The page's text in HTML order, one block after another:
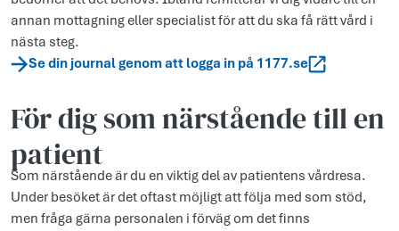
annan mottagning eller specialist för att du ska få rätt vård i
nästa steg.
Se din journal genom att logga in på 1177.se
För dig som närstående till en
patient
Som närstående är du en viktig del av patientens vårdresa.
Under besöket är det oftast möjligt att följa med som stöd,
men fråga gärna personalen i förväg om det finns